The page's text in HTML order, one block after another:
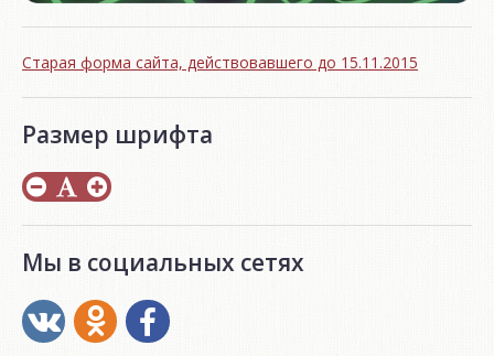
Старая форма сайта, действовавшего до 15.11.2015
Размер шрифта
Мы в социальных сетях